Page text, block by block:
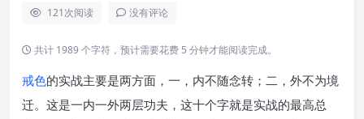
121次阅读 没有评论
共计 1989 个字符，预计需要花费 5 分钟才能阅读完成。
戒色的实战主要是两方面，一，内不随念转；二，外不为境
迁。这是一内一外两层功夫，这十个字就是实战的最高总